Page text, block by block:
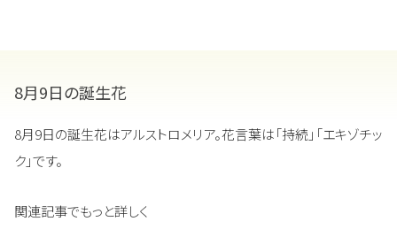
8月9日の誕生花
8月9日の誕生花はアルストロメリア。花言葉は「持続」「エキゾチッ
ク」です。
関連記事でもっと詳しく